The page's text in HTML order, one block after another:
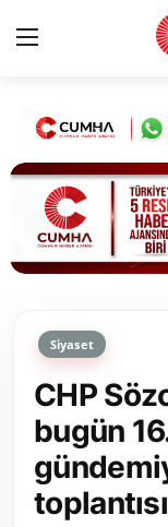
Kurumsal
Cumhurbaşkanlığı
Bakanlıklar
Siyasi Partiler
Yerel Yönetimler
Mülki İdare
Toplum ve Yaşam
Siyaset
CHP
bugün